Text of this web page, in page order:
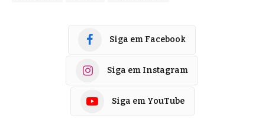
Siga em Facebook
Siga em Instagram
Siga em YouTube